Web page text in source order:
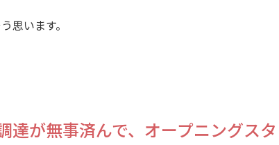
思います。
達が無事済んで、オープニングス